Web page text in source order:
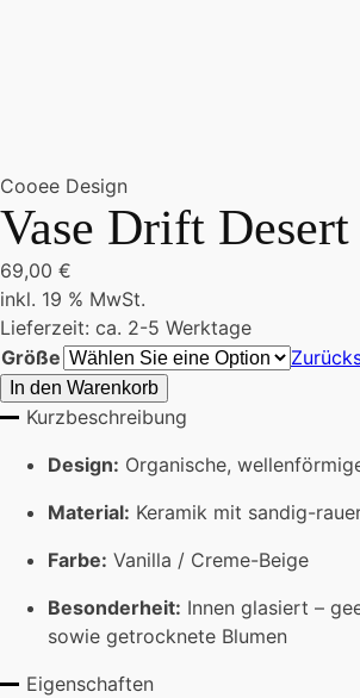
Cooee Design
Vase Drift
69,00 €
inkl. 19 % MwSt.
Lieferzeit: ca. 2-5 Werktage
Größe
In den Warenkorb
Kurzbeschreibung
Design: Organische,
Material: Keramik mit sandig-
Farbe: Vanilla / Creme-Beige
Besonderheit: Innen glasiert –
sowie getrocknete Blumen
Eigenschaften